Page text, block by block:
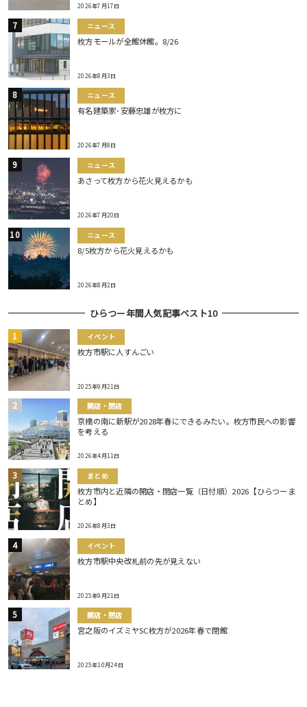
2026年7月17日
ニュース
枚方モールが全館休館。8/26
2026年8月3日
ニュース
有名建築家･安藤忠雄が枚方に
2026年7月8日
ニュース
あさって枚方から花火見えるかも
2026年7月20日
ニュース
8/5枚方から花火見えるかも
2026年8月2日
ひらつー年間人気記事ベスト10
イベント
枚方市駅に人すんごい
2025年9月21日
開店・閉店
京橋の南に新駅が2028年春にできるみたい。枚方市民への影響
を考える
2026年4月11日
まとめ
枚方市内と近隣の開店・閉店一覧（日付順）2026【ひらつーま
とめ】
2026年8月3日
イベント
枚方市駅中央改札前の先が見えない
2025年9月21日
開店・閉店
宮之阪のイズミヤSC枚方が2026年春で閉館
2025年10月24日